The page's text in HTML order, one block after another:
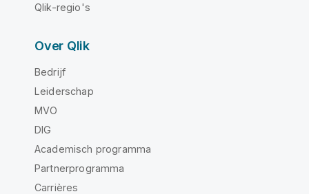
Qlik-regio's
Over Qlik
Bedrijf
Leiderschap
MVO
DIG
Academisch programma
Partnerprogramma
Carrières